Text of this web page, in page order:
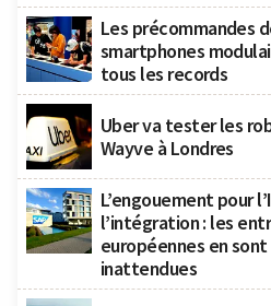
Les précommandes
smartphones
tous les records
Uber va tester les
Wayve à Londres
L’engouement pour
l’intégration : les
européennes en
inattendues